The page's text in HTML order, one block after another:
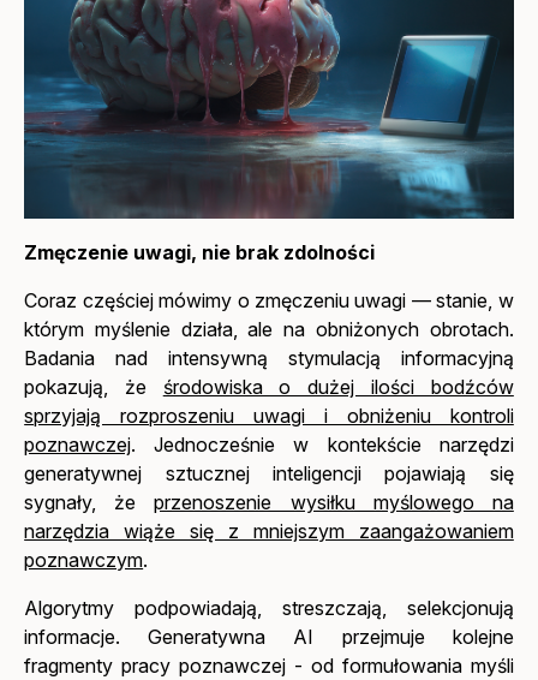
Zmęczenie uwagi, nie brak zdolności
Coraz częściej mówimy o zmęczeniu uwagi — stanie, w
którym myślenie działa, ale na obniżonych obrotach.
Badania nad intensywną stymulacją informacyjną
pokazują, że środowiska o dużej ilości bodźców
sprzyjają rozproszeniu uwagi i obniżeniu kontroli
poznawczej. Jednocześnie w kontekście narzędzi
generatywnej sztucznej inteligencji pojawiają się
sygnały, żeprzenoszenie wysiłku myślowego na
narzędzia wiąże się z mniejszym zaangażowaniem
poznawczym.
Algorytmy podpowiadają, streszczają, selekcjonują
informacje. Generatywna AI przejmuje kolejne
fragmenty pracy poznawczej - od formułowania myśli